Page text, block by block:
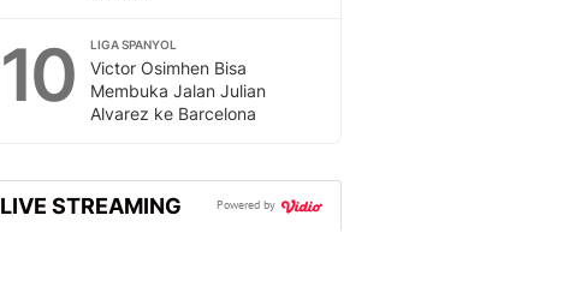
10 LIGA SPANYOL
Victor Osimhen Bisa
Membuka Jalan Julian
Alvarez ke Barcelona
LIVE STREAMING Powered by